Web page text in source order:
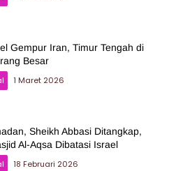
Gempur Iran, Timur Tengah di
Besar
1 Maret 2026
Sheikh Abbasi Ditangkap,
Al-Aqsa Dibatasi Israel
18 Februari 2026